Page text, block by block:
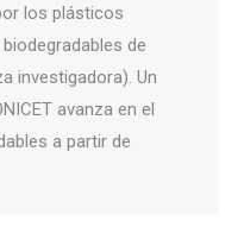
los plásticos
de
investigadora). Un
avanza en el
a partir de